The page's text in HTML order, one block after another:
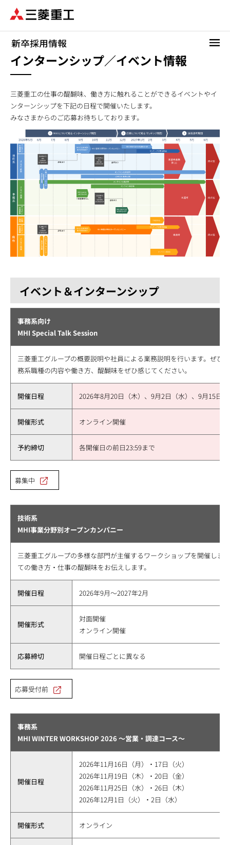
ン
インターンシップ／イベント情報
三菱重工の仕事の醍醐味、働き方に触れることができるイベントやイ
ンターンシップを下記の日程で開催いたします。
みなさまからのご応募お待ちしております。
イベント＆インターンシップ
事務系向け
MHI Special Talk Session
三菱重工グループの概要説明や社員による業務説明を行います。ぜひ
務系職種の内容や働き方、醍醐味をぜひ感じてください。
開催日程 2026年8月20日（木）、9月2日（水）、9月15日
開催形式 オンライン開催
予約締切 各開催日の前日23:59まで
募集中
技術系
MHI事業分野別オープンカンパニー
三菱重工グループの多様な部門が主催するワークショップを開催しま
ての働き方・仕事の醍醐味をお伝えします。
開催日程 2026年9月～2027年2月
開催形式
対面開催
オンライン開催
応募締切 開催日程ごとに異なる
応募受付前
事務系
MHI WINTER WORKSHOP 2026 ～営業・調達コース～
開催日程
2026年11月16日（月）・17日（火）
2026年11月19日（木）・20日（金）
2026年11月25日（水）・26日（木）
2026年12月1日（火）・2日（水）
開催形式 オンライン